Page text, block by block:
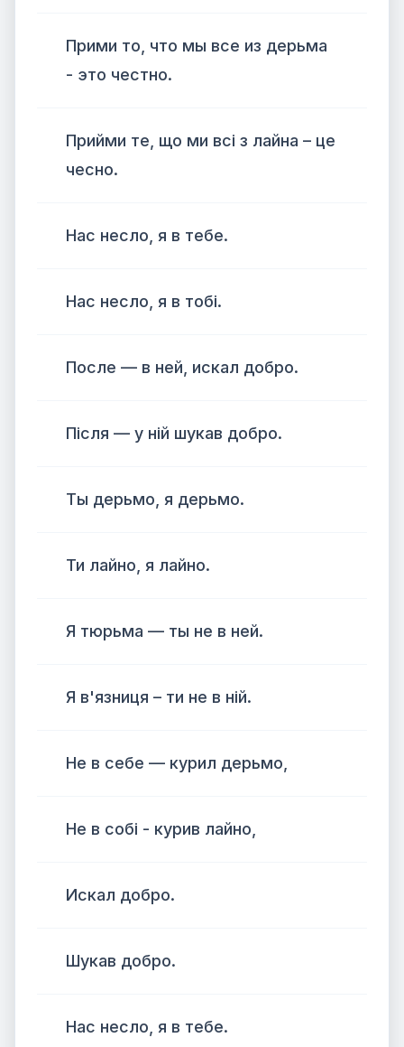
Прими то, что мы все из дерьма
- это честно.
Прийми те, що ми всі з лайна – це
чесно.
Нас несло, я в тебе.
Нас несло, я в тобі.
После — в ней, искал добро.
Після — у ній шукав добро.
Ты дерьмо, я дерьмо.
Ти лайно, я лайно.
Я тюрьма — ты не в ней.
Я в'язниця – ти не в ній.
Не в себе — курил дерьмо,
Не в собі - курив лайно,
Искал добро.
Шукав добро.
Нас несло, я в тебе.